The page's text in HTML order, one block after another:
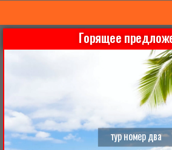
Горящее
тур номер два